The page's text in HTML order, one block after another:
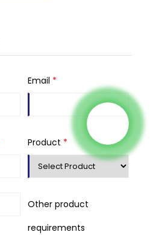
Email *
Product *
Other product
requirements